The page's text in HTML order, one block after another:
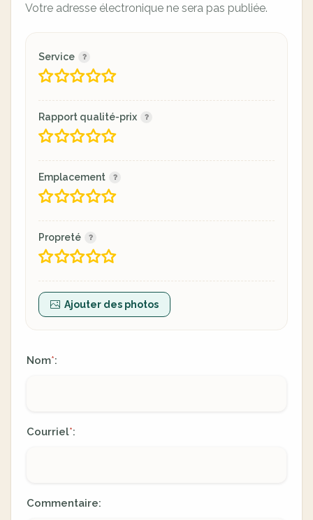
Votre adresse électronique ne sera pas publiée.
Service
Rapport qualité-prix
Emplacement
Propreté
Ajouter des photos
Nom*:
Courriel*:
Commentaire: